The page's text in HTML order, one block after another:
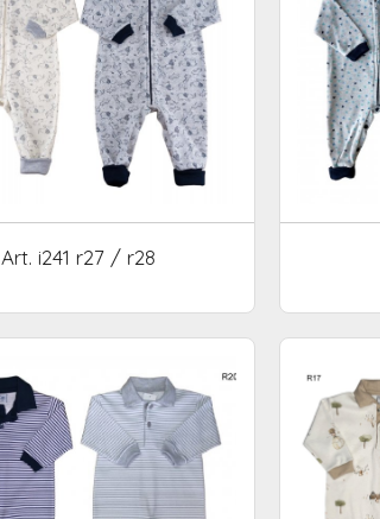
Art. i241 r27 / r28